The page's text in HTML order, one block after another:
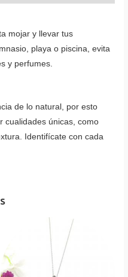
mojar y llevar tus
playa o piscina, evita
y perfumes.
de lo natural, por esto
cualidades únicas, como
Identifícate con cada